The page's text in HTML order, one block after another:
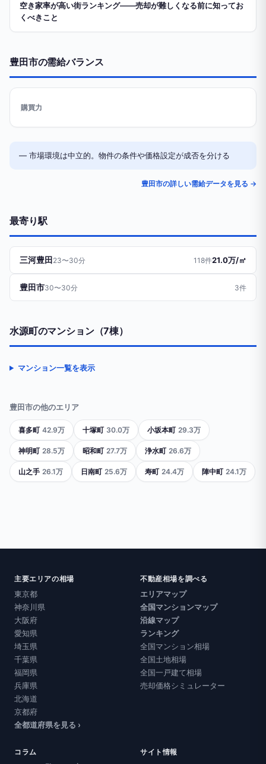
空き家率が高い街ランキング——売却が難しくなる前に知ってお
くべきこと
豊田市の需給バランス
購買力
— 市場環境は中立的。物件の条件や価格設定が成否を分ける
豊田市の詳しい需給データを見る →
最寄り駅
三河豊田23〜30分 118件21.0万/㎡
豊田市30〜30分 3件
水源町のマンション（7棟）
マンション一覧を表示
豊田市の他のエリア
喜多町 42.9万 十塚町 30.0万 小坂本町 29.3万
神明町 28.5万 昭和町 27.7万 浄水町 26.6万
山之手 26.1万 日南町 25.6万 寿町 24.4万 陣中町 24.1万
主要エリアの相場
東京都
神奈川県
大阪府
愛知県
埼玉県
千葉県
福岡県
兵庫県
北海道
京都府
全都道府県を見る ›
不動産相場を調べる
エリアマップ
全国マンションマップ
沿線マップ
ランキング
全国マンション相場
全国土地相場
全国一戸建て相場
売却価格シミュレーター
コラム サイト情報